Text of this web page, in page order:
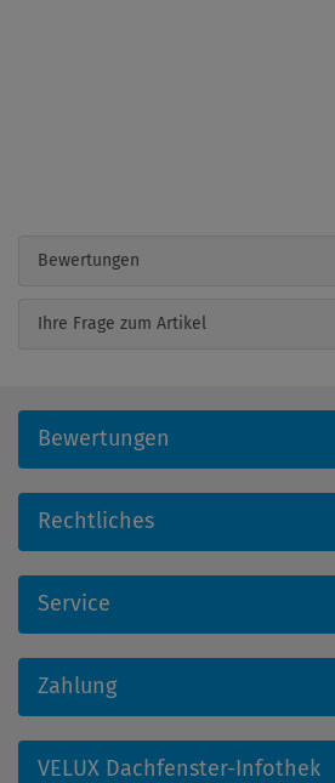
Bewertungen
Ihre Frage zum Artikel
Bewertungen
Rechtliches
Service
Zahlung
VELUX Dachfenster-Infothek